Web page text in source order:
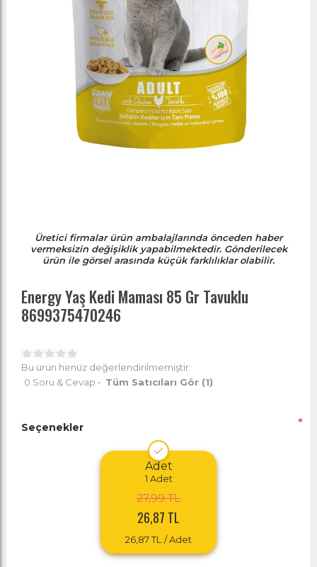
Üretici firmalar ürün ambalajlarında önceden haber
vermeksizin değişiklik yapabilmektedir. Gönderilecek
ürün ile görsel arasında küçük farklılıklar olabilir.
Energy Yaş Kedi Maması 85 Gr Tavuklu
8699375470246
Bu ürün henüz değerlendirilmemiştir.
0 Soru & Cevap • Tüm Satıcıları Gör (1)
Seçenekler *
Adet
1 Adet
27,99 TL
26,87 TL
26,87 TL / Adet